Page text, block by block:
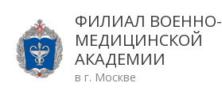
содержимому
ФИЛИАЛ ВОЕННО-
МЕДИЦИНСКОЙ
АКАДЕМИИ
в г. Москве